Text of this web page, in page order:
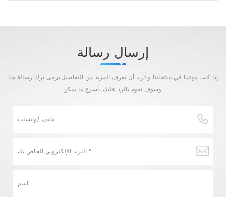
إرسال رسالة
إذا كنت مهتما في منتجاتنا و تريد أن تعرف المزيد من التفاصيل,يرجى ترك رسالة هنا
وسوف نقوم بالرد عليك بأسرع ما يمكن.